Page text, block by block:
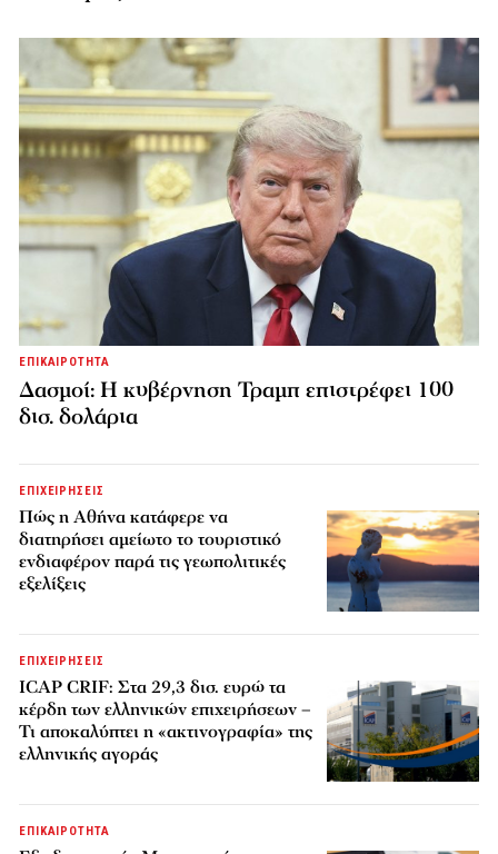
ΕΠΙΚΑΙΡΟΤΗΤΑ
Δασμοί: Η κυβέρνηση Τραμπ επιστρέφει 100
δισ. δολάρια
ΕΠΙΧΕΙΡΗΣΕΙΣ
Πώς η Αθήνα κατάφερε να
διατηρήσει αμείωτο το τουριστικό
ενδιαφέρον παρά τις γεωπολιτικές
εξελίξεις
ΕΠΙΧΕΙΡΗΣΕΙΣ
ICAP CRIF: Στα 29,3 δισ. ευρώ τα
κέρδη των ελληνικών επιχειρήσεων –
Τι αποκαλύπτει η «ακτινογραφία» της
ελληνικής αγοράς
ΕΠΙΚΑΙΡΟΤΗΤΑ